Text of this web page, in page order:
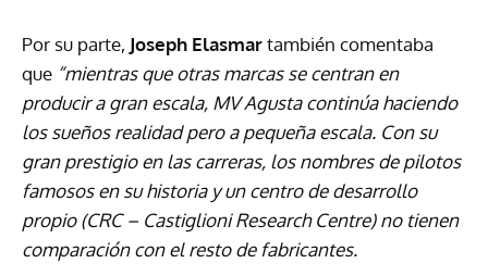
Por su parte, Joseph Elasmartambién comentaba
que “mientras que otras marcas se centran en
producir a gran escala, MV Agusta continúa haciendo
los sueños realidad pero a pequeña escala. Con su
gran prestigio en las carreras, los nombres de pilotos
famosos en su historia y un centro de desarrollo
propio (CRC– Castiglioni Research Centre) no tienen
comparación con el resto de fabricantes.